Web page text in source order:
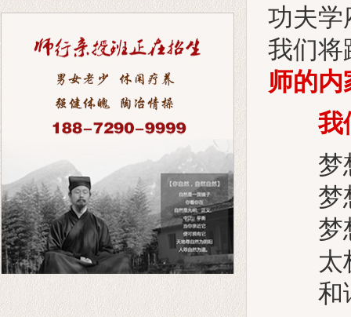
功夫学
我们将
师的
我
梦想
梦想
梦想
太极
和谐